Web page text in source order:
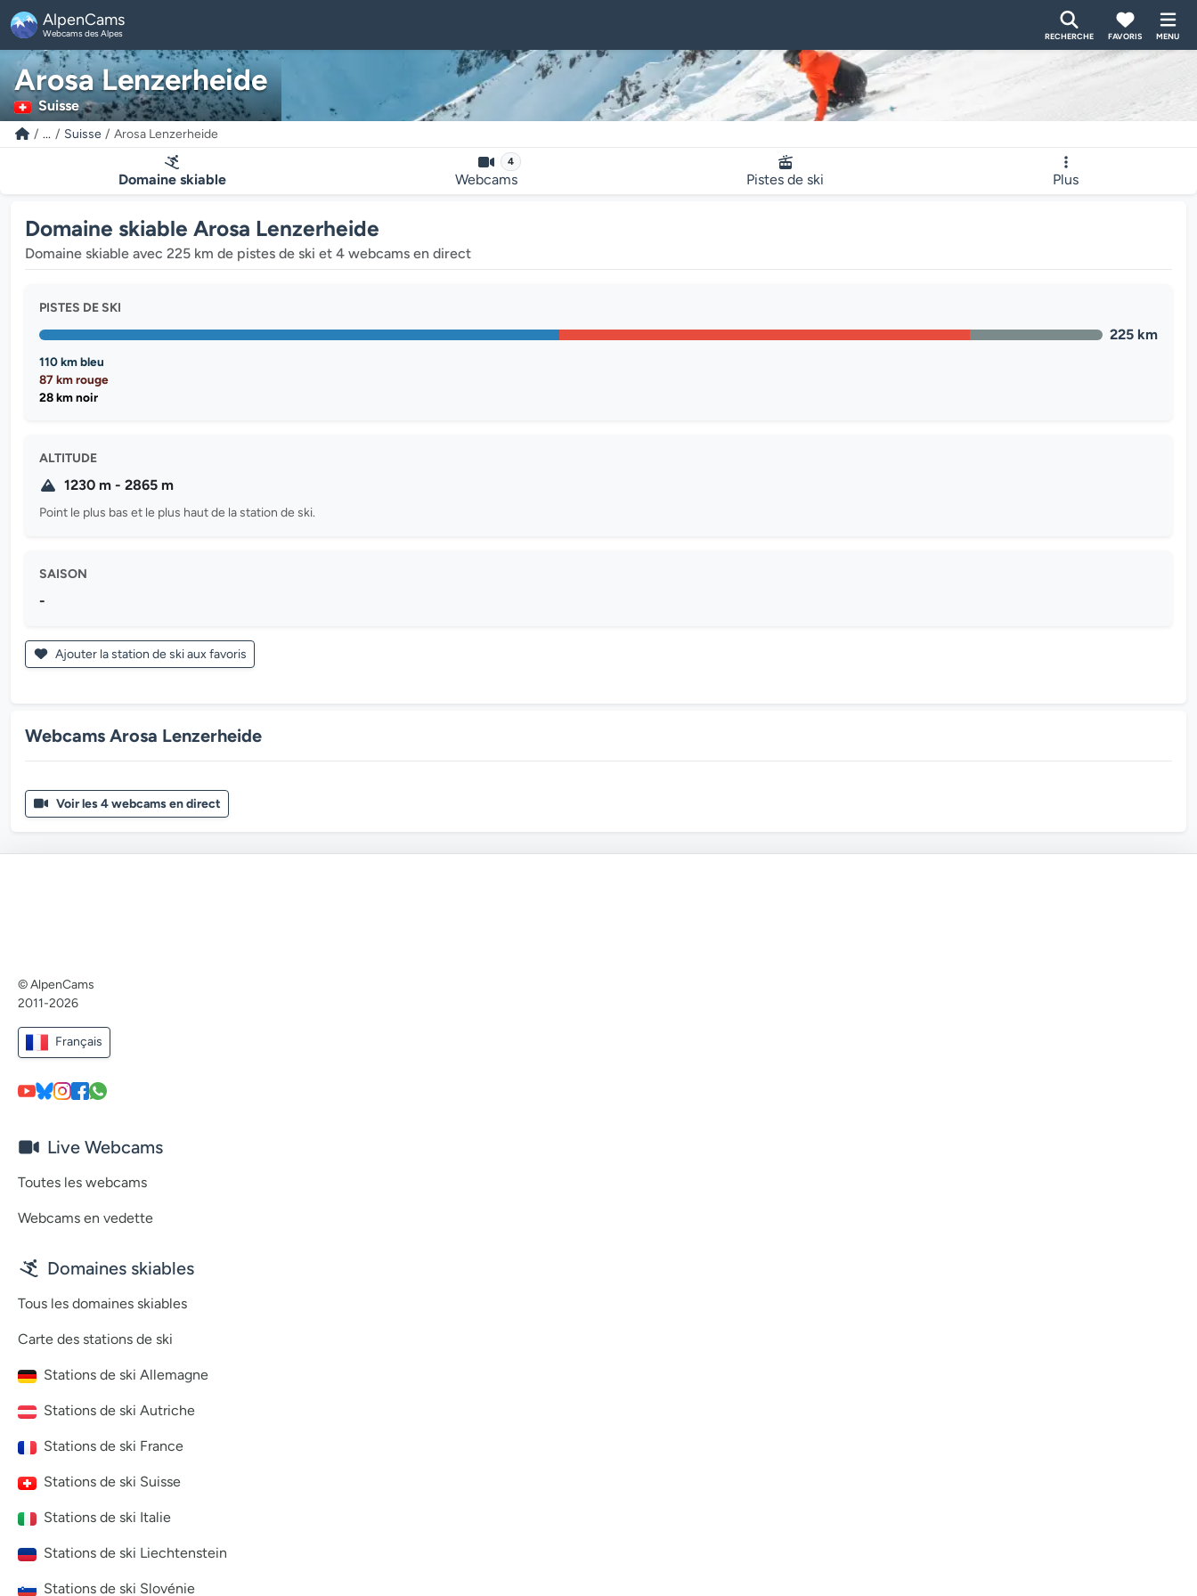
AlpenCams
Webcams des Alpes RECHERCHE FAVORIS MENU
Arosa Lenzerheide
Suisse
... Suisse Arosa Lenzerheide
Domaine skiable
4
Webcams Pistes de ski Plus
Domaine skiable Arosa Lenzerheide
Domaine skiable avec 225 km de pistes de ski et 4 webcams en direct
PISTES DE SKI
225 km
110 km bleu
87 km rouge
28 km noir
ALTITUDE
1230 m - 2865 m
Point le plus bas et le plus haut de la station de ski.
SAISON
-
Ajouter la station de ski aux favoris
Webcams Arosa Lenzerheide
Voir les 4 webcams en direct
© AlpenCams
2011-2026
Français
Live Webcams
Toutes les webcams
Webcams en vedette
Domaines skiables
Tous les domaines skiables
Carte des stations de ski
Stations de ski Allemagne
Stations de ski Autriche
Stations de ski France
Stations de ski Suisse
Stations de ski Italie
Stations de ski Liechtenstein
Stations de ski Slovénie